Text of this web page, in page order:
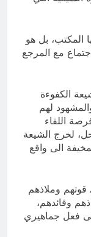
المكتب، بل هو
مع المرجع
الكفوءة
لهم
اللقاء
لخرج الشيعة
الى واقع
وملاذهم
وقائدهم،
فعل جماهيري